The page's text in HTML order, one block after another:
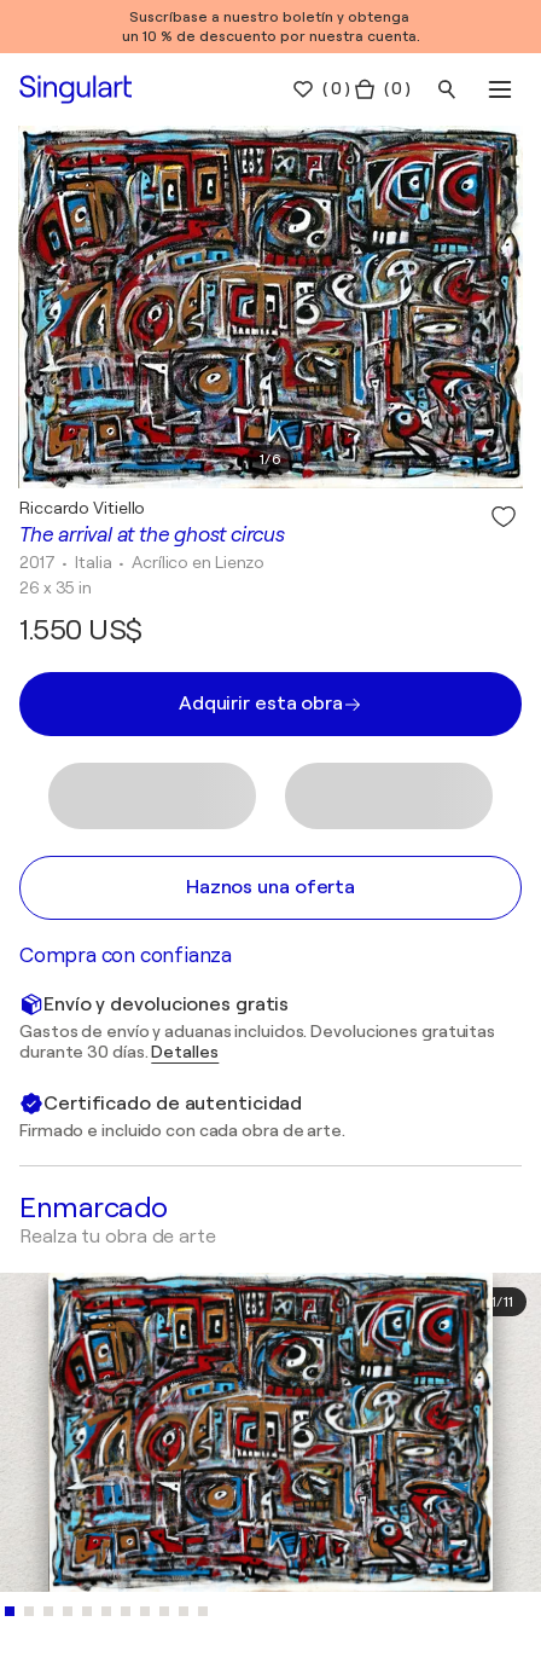
Suscríbase a nuestro boletín y obtenga
un 10 % de descuento por nuestra cuenta.
(0 ) ( 0 )
1/6
The arrival at the ghost circus
Riccardo Vitiello
2017 • Italia •Acrílico en Lienzo
26 x 35 in
1.550 US$
Adquirir esta obra
Haznos una oferta
Compra con confianza
Envío y devoluciones gratis
Gastos de envío y aduanas incluidos. Devoluciones gratuitas
durante 30 días.Detalles
Certificado de autenticidad
Firmado e incluido con cada obra de arte.
Enmarcado
Realza tu obra de arte
1/11